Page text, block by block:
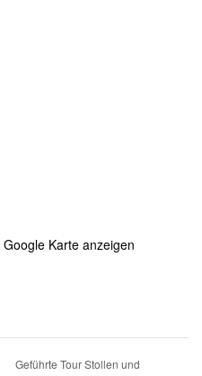
Google Karte anzeigen
Geführte Tour Stollen und